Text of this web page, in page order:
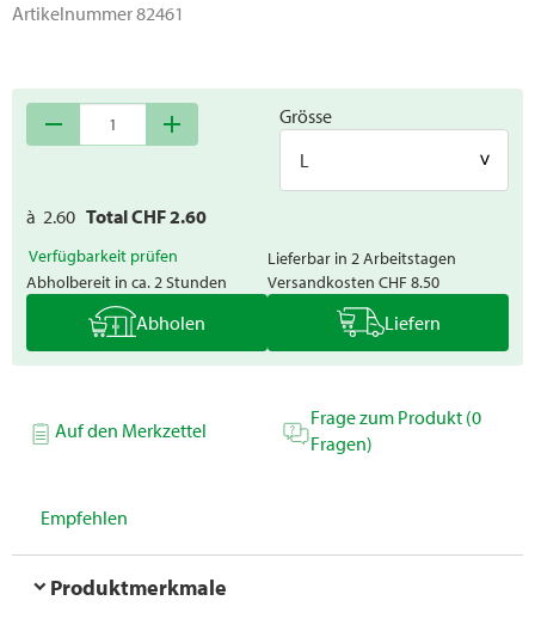
Artikelnummer82461
remove add
Grösse
L
à 2.60 Total CHF2.60
Verfügbarkeit prüfen
Abholbereit in ca. 2 Stunden
Lieferbar in 2 Arbeitstagen
Versandkosten CHF 8.50
Abholen Liefern
Auf den Merkzettel
Frage zum Produkt (0
Fragen)
Empfehlen
Produktmerkmale